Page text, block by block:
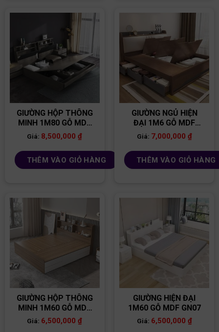
GIƯỜNG HỘP THÔNG
MINH 1M80 GỖ MDF
GN17
Giá: 8,500,000₫
THÊM VÀO GIỎ HÀNG
GIƯỜNG NGỦ HIỆN
ĐẠI 1M6 GỖ MDF
GN03
Giá: 7,000,000 ₫
THÊM VÀO GIỎ HÀNG
GIƯỜNG HỘP THÔNG
MINH 1M60 GỖ MDF
GN02
Giá: 6,500,000₫
GIƯỜNG HIỆN ĐẠI
1M60 GỖ MDF GN07
Giá: 6,500,000 ₫